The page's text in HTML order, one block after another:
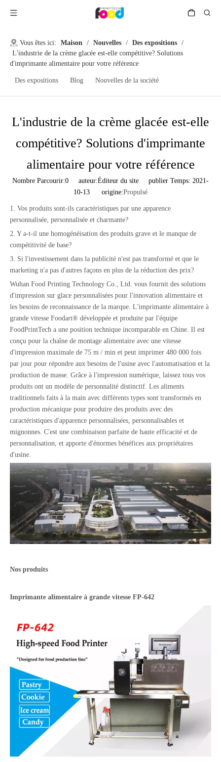
Vous êtes ici: Maison / Nouvelles / Des expositions /
L'industrie de la crème glacée est-elle compétitive? Solutions
d'imprimante alimentaire pour votre référence
Des expositions Blog Nouvelles de la société
L'industrie de la crème glacée est-elle
compétitive? Solutions d'imprimante
alimentaire pour votre référence
Nombre Parcourir:0 auteur:Éditeur du site publier Temps: 2021-
10-13 origine:Propulsé
1. Vos produits sont-ils caractéristiques par une apparence
personnalisée, personnalisée et charmante?
2. Y a-t-il une homogénéisation des produits grave et le manque de
compétitivité de base?
3. Si l'investissement dans la publicité n'est pas transformé et que le
marketing n'a pas d'autres façons en plus de la réduction des prix?
Wuhan Food Printing Technology Co., Ltd. vous fournit des solutions
d'impression sur glace personnalisées pour l'innovation alimentaire et
les besoins de reconnaissance de la marque. L'imprimante alimentaire à
grande vitesse Foodart® développée et produite par l'équipe
FoodPrintTech a une position technique incomparable en Chine. Il est
conçu pour la chaîne de montage alimentaire avec une vitesse
d'impression maximale de 75 m / min et peut imprimer 480 000 fois
par jour pour répondre aux besoins de l'usine avec l'automatisation et la
production de masse. Grâce à l'impression numérique, laissez tous vos
produits ont un modèle de personnalité distinctif. Les aliments
traditionnels faits à la main avec différents types sont transformés en
production mécanique pour produire des produits avec des
caractéristiques d'apparence personnalisées, personnalisables et
mignonnes. C'est une combinaison parfaite de haute efficacité et de
personnalisation, et apporte d'énormes bénéfices aux propriétaires
d'usine.
Nos produits
Imprimante alimentaire à grande vitesse FP-642